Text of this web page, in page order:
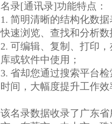
名录[通讯录]功能特点：
1. 简明清晰的结构化数
快速浏览、查找和分析数
2. 可编辑、复制、打印
库或软件中使用；
3. 省却您通过搜索平台
时间，大幅度提升工作效
该名录数据收录了广东